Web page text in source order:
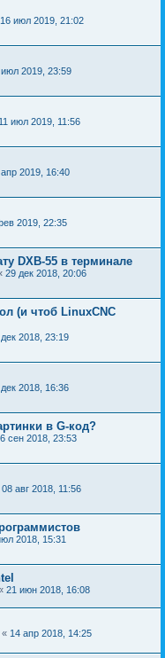
16 июл 2019, 21:02
июл 2019, 23:59
11 июл 2019, 11:56
2019, 16:40
2019, 22:35
DXB-55 в терминале
29 дек 2018, 20:06
(и чтоб LinuxCNC
2018, 23:19
2018, 16:36
в G-код?
сен 2018, 23:53
08 авг 2018, 11:56
2018, 15:31
21 июн 2018, 16:08
« 14 апр 2018, 14:25